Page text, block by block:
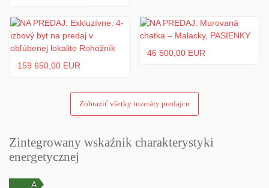
• Vlastný vstup a súkromie
• Podlahové vykurovanie
• Elektrický bojler na ohrev vody
DISPOZIČNÉ RIEŠENIE
• komora
• kúpeľňa s WC
NP:
159 650,00 EUR
46 500,00 EUR
Zobraziť všetky inzeráty predajcu
Zintegrowany wskaźnik charakterystyki
energetycznej